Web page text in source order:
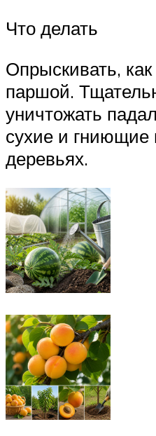
Что делать
Опрыскивать,
паршой.
уничтожать
сухие и гниющие
деревьях.